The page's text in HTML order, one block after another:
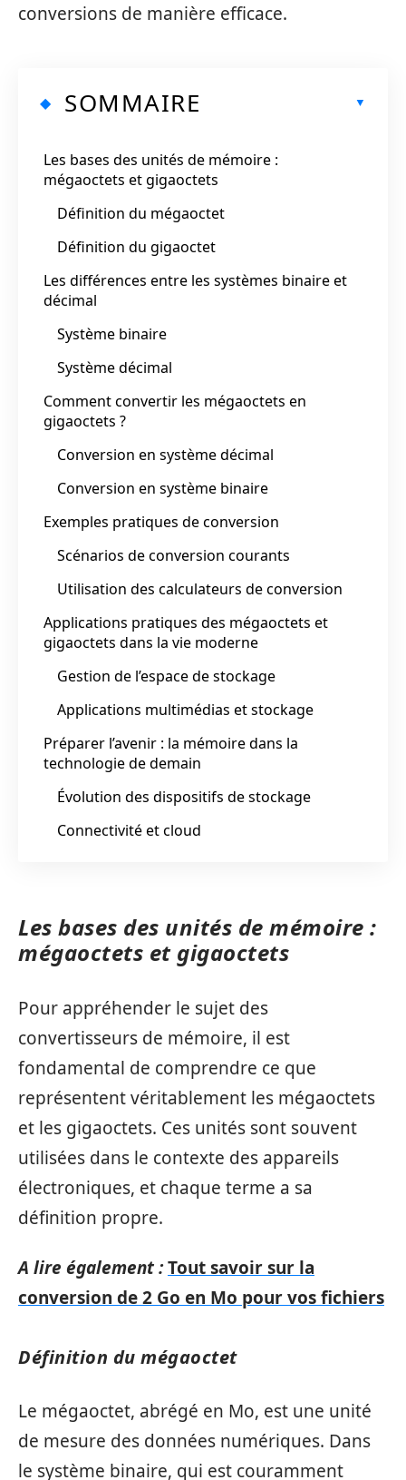
conversions de manière efficace.
SOMMAIRE
Les bases des unités de mémoire :
mégaoctets et gigaoctets
Définition du mégaoctet
Définition du gigaoctet
Les différences entre les systèmes binaire et
décimal
Système binaire
Système décimal
Comment convertir les mégaoctets en
gigaoctets ?
Conversion en système décimal
Conversion en système binaire
Exemples pratiques de conversion
Scénarios de conversion courants
Utilisation des calculateurs de conversion
Applications pratiques des mégaoctets et
gigaoctets dans la vie moderne
Gestion de l’espace de stockage
Applications multimédias et stockage
Préparer l’avenir : la mémoire dans la
technologie de demain
Évolution des dispositifs de stockage
Connectivité et cloud
Les bases des unités de mémoire :
mégaoctets et gigaoctets
Pour appréhender le sujet des
convertisseurs de mémoire, il est
fondamental de comprendre ce que
représentent véritablement les mégaoctets
et les gigaoctets. Ces unités sont souvent
utilisées dans le contexte des appareils
électroniques, et chaque terme a sa
définition propre.
A lire également :Tout savoir sur la
conversion de 2 Go en Mo pour vos fichiers
Définition du mégaoctet
Le mégaoctet, abrégé en Mo, est une unité
de mesure des données numériques. Dans
le système binaire, qui est couramment